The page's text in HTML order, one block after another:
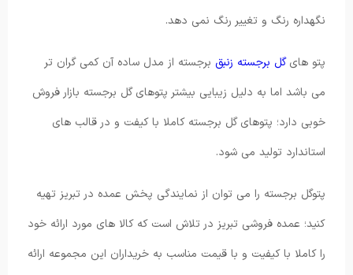
نگهداره رنگ و تغییر رنگ نمی دهد.
پتو هایگل برجسته زنبق برجسته از مدل ساده آن کمی گران تر
می باشد اما به دلیل زیبایی بیشتر پتوهای گل برجسته بازار فروش
خوبی دارد؛ پتوهای گل برجسته کاملا با کیفت و در قالب های
استاندارد تولید می شود.
پتوگل برجسته را می توان از نمایندگی پخش عمده در تبریز تهیه
کنید؛ عمده فروشی تبریز در تلاش است که کالا های مورد ارائه خود
را کاملا با کیفیت و با قیمت مناسب به خریداران این مجموعه ارائه